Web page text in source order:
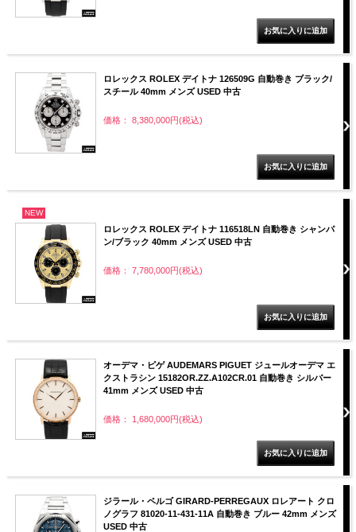
ロレックス ROLEX デイトナ 126509G 自動巻き ブラック/
スチール 40mm メンズ USED 中古
価格： 8,380,000円(税込)
NEW
ロレックス ROLEX デイトナ 116518LN 自動巻き シャンパ
ン/ブラック 40mm メンズ USED 中古
価格： 7,780,000円(税込)
オーデマ・ピゲ AUDEMARS PIGUET ジュールオーデマ エ
クストラシン 15182OR.ZZ.A102CR.01 自動巻き シルバー
41mm メンズ USED 中古
価格： 1,680,000円(税込)
ジラール・ペルゴ GIRARD-PERREGAUX ロレアート クロ
ノグラフ 81020-11-431-11A 自動巻き ブルー 42mm メンズ
USED 中古